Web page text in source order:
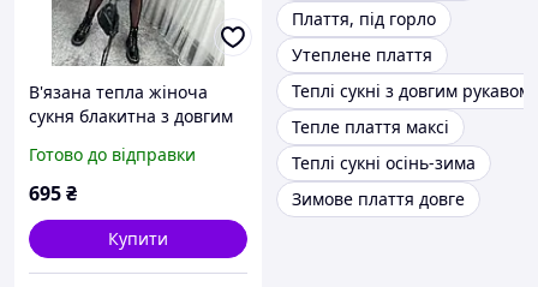
В'язана тепла жіноча
сукня блакитна з довгим
розмір 42-48. Різні
кольори
Готово до відправки
695₴
Купити
Плаття, під горло
Утеплене плаття
Теплі сукні з довгим рукавом
Тепле плаття максі
Теплі сукні осінь-зима
Зимове плаття довге